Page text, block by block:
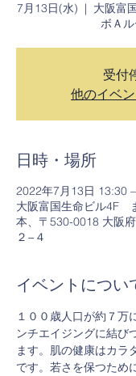
7月13日(水)
  |
大阪富
ボＡ
受付
他のイベ
日時・場所
2022年7月13日 13:30
大阪富国生命ビル4F
本、〒530-0018 大阪
２−４
イベントについ
１００歳人口が約７万
ンチエイジングに結び
ます。肌の健康はカラ
です。若さを保つため